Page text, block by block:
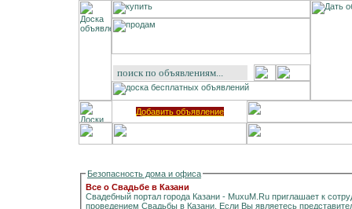
Добавить объявление
Безопасность дома и офиса
Все о Свадьбе в Казани
Свадебный портал города Казани - MuxuM.Ru приглашает к
проведением Свадьбы в Казани. Если Вы являетесь